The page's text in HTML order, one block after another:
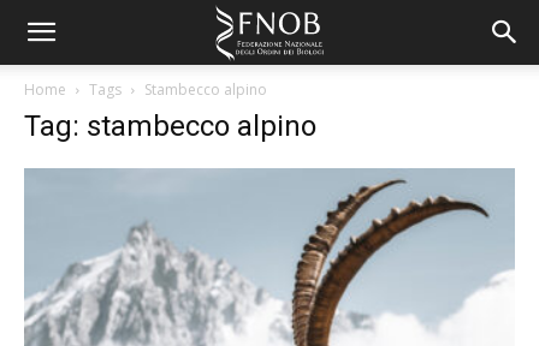
Home Tags Stambecco alpino
Tag: stambecco alpino